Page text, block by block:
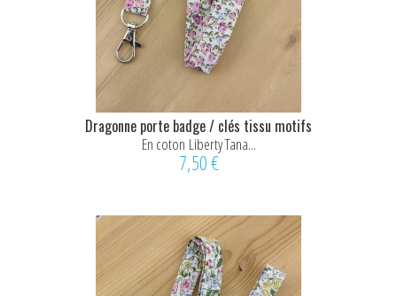
Dragonne porte badge / clés tissu motifs
rose
En coton Liberty Tana...
7,50 €